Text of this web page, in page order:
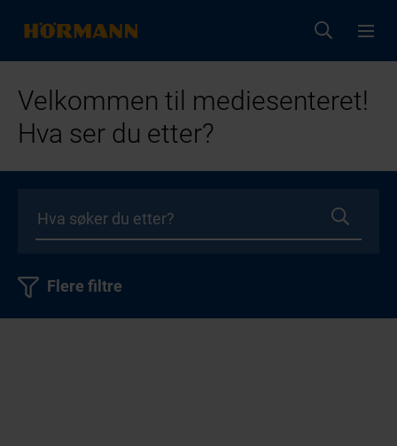
Velkommen til mediesenteret!
Hva ser du etter?
Flere filtre